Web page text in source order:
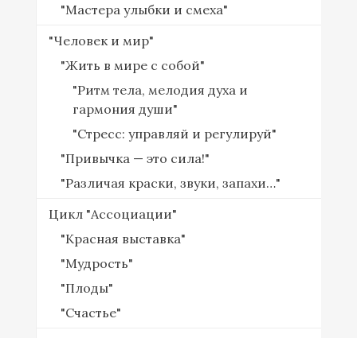
"Мастера улыбки и смеха"
"Человек и мир"
"Жить в мире с собой"
"Ритм тела, мелодия духа и
гармония души"
"Стресс: управляй и регулируй"
"Привычка — это сила!"
"Различая краски, звуки, запахи…"
Цикл "Ассоциации"
"Красная выставка"
"Мудрость"
"Плоды"
"Счастье"